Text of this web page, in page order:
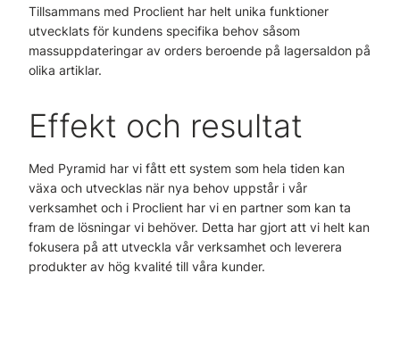
Tillsammans med Proclient har helt unika funktioner
utvecklats för kundens specifika behov såsom
massuppdateringar av orders beroende på lagersaldon på
olika artiklar.
Effekt och resultat
Med Pyramid har vi fått ett system som hela tiden kan
växa och utvecklas när nya behov uppstår i vår
verksamhet och i Proclient har vi en partner som kan ta
fram de lösningar vi behöver. Detta har gjort att vi helt kan
fokusera på att utveckla vår verksamhet och leverera
produkter av hög kvalité till våra kunder.